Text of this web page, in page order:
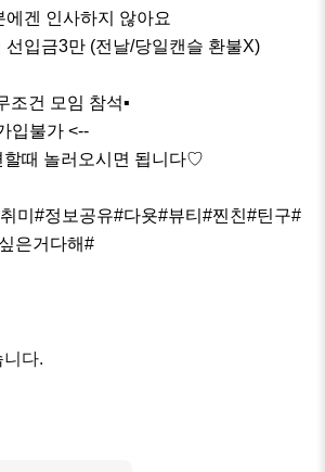
겐 인사하지 않아요
선입금3만 (전날/당일캔슬 환불X)
조건 모임 참석▪︎
입불가 <--
때 놀러오시면 됩니다♡
미#정보공유#다욧#뷰티#찐친#틴구#
은거다해#
다.